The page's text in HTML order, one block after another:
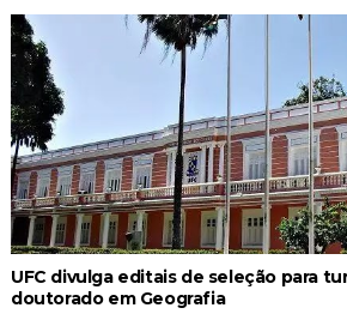
UFC divulga editais de seleção para
doutorado em Geografia